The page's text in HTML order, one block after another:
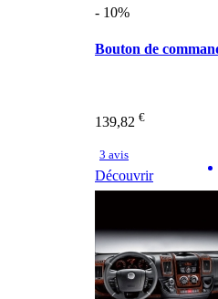
- 10%
Bouton de
139,82 €
3 avis
Découvrir